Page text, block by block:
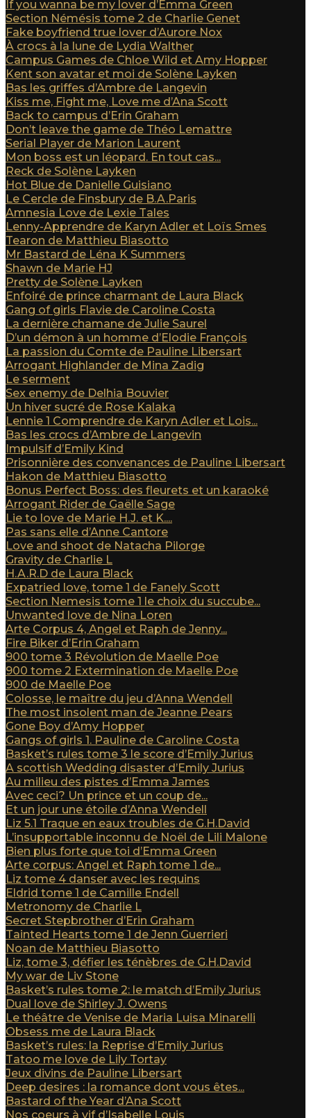
If you wanna be my lover d’Emma Green
Section Némésis tome 2 de Charlie Genet
Fake boyfriend true lover d’Aurore Nox
À crocs à la lune de Lydia Walther
Campus Games de Chloe Wild et Amy Hopper
Kent son avatar et moi de Solène Layken
Bas les griffes d’Ambre de Langevin
Kiss me, Fight me, Love me d’Ana Scott
Back to campus d’Erin Graham
Don’t leave the game de Théo Lemattre
Serial Player de Marion Laurent
Mon boss est un léopard. En tout cas...
Reck de Solène Layken
Hot Blue de Danielle Guisiano
Le Cercle de Finsbury de B.A.Paris
Amnesia Love de Lexie Tales
Lenny-Apprendre de Karyn Adler et Loïs Smes
Tearon de Matthieu Biasotto
Mr Bastard de Léna K Summers
Shawn de Marie HJ
Pretty de Solène Layken
Enfoiré de prince charmant de Laura Black
Gang of girls Flavie de Caroline Costa
La dernière chamane de Julie Saurel
D’un démon à un homme d’Elodie François
La passion du Comte de Pauline Libersart
Arrogant Highlander de Mina Zadig
Le serment
Sex enemy de Delhia Bouvier
Un hiver sucré de Rose Kalaka
Lennie 1 Comprendre de Karyn Adler et Lois...
Bas les crocs d’Ambre de Langevin
Impulsif d’Emily Kind
Prisonnière des convenances de Pauline Libersart
Hakon de Matthieu Biasotto
Bonus Perfect Boss: des fleurets et un karaoké
Arrogant Rider de Gaëlle Sage
Lie to love de Marie H.J. et K....
Pas sans elle d’Anne Cantore
Love and shoot de Natacha Pilorge
Gravity de Charlie L
H.A.R.D de Laura Black
Expatried love, tome 1 de Fanely Scott
Section Nemesis tome 1 le choix du succube...
Unwanted love de Nina Loren
Arte Corpus 4, Angel et Raph de Jenny...
Fire Biker d’Erin Graham
900 tome 3 Révolution de Maelle Poe
900 tome 2 Extermination de Maelle Poe
900 de Maelle Poe
Colosse, le maître du jeu d’Anna Wendell
The most insolent man de Jeanne Pears
Gone Boy d’Amy Hopper
Gangs of girls 1. Pauline de Caroline Costa
Basket’s rules tome 3 le score d’Emily Jurius
A scottish Wedding disaster d’Emily Jurius
Au milieu des pistes d’Emma James
Avec ceci? Un prince et un coup de...
Et un jour une étoile d’Anna Wendell
Liz 5.1 Traque en eaux troubles de G.H.David
L’insupportable inconnu de Noël de Lili Malone
Bien plus forte que toi d’Emma Green
Arte corpus: Angel et Raph tome 1 de...
Liz tome 4 danser avec les requins
Eldrid tome 1 de Camille Endell
Metronomy de Charlie L
Secret Stepbrother d’Erin Graham
Tainted Hearts tome 1 de Jenn Guerrieri
Noan de Matthieu Biasotto
Liz, tome 3, défier les ténèbres de G.H.David
My war de Liv Stone
Basket’s rules tome 2: le match d’Emily Jurius
Dual love de Shirley J. Owens
Le théâtre de Venise de Maria Luisa Minarelli
Obsess me de Laura Black
Basket’s rules: la Reprise d’Emily Jurius
Tatoo me love de Lily Tortay
Jeux divins de Pauline Libersart
Deep desires : la romance dont vous êtes...
Bastard of the Year d’Ana Scott
Nos coeurs à vif d’Isabelle Louis